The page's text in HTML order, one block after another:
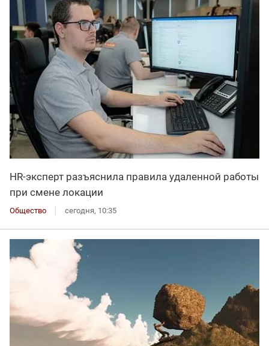
HR-эксперт разъяснила правила удаленной работы
при смене локации
Общество сегодня, 10:35